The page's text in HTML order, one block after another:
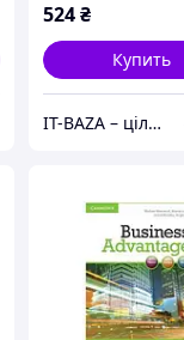
(9781107609983)
524 ₴
Купить
IT-BAZA – ціла база потрібних речей для всієї родини